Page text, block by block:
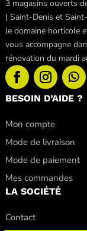
3 magasins ouverts
| Saint-Denis et
le domaine horticole
vous accompagne
rénovation du mardi
BESOIN D’AIDE ?
Mon compte
Mode de livraison
Mode de paiement
Mes commandes
LA SOCIÉTÉ
Contact